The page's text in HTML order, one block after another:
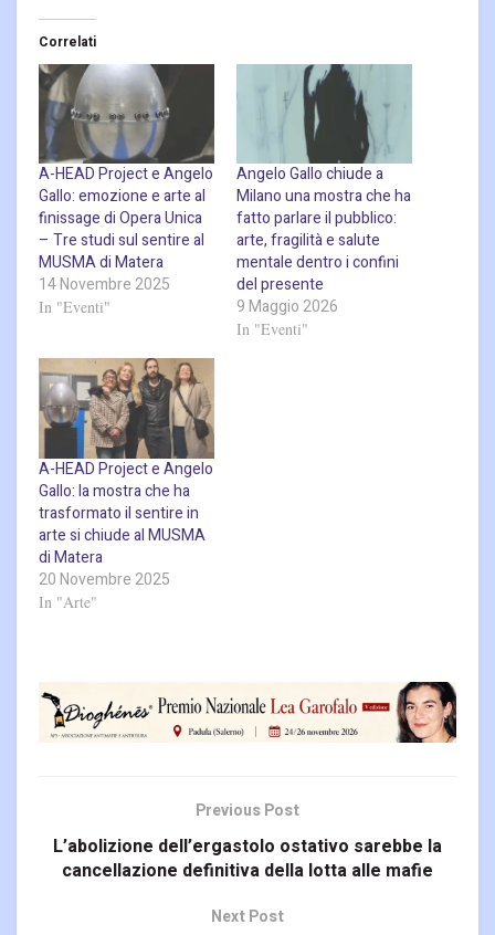
Correlati
A-HEAD Project e Angelo
Gallo: emozione e arte al
finissage di Opera Unica
– Tre studi sul sentire al
MUSMA di Matera
14 Novembre 2025
In "Eventi"
Angelo Gallo chiude a
Milano una mostra che ha
fatto parlare il pubblico:
arte, fragilità e salute
mentale dentro i confini
del presente
9 Maggio 2026
In "Eventi"
A-HEAD Project e Angelo
Gallo: la mostra che ha
trasformato il sentire in
arte si chiude al MUSMA
di Matera
20 Novembre 2025
In "Arte"
Previous Post
L’abolizione dell’ergastolo ostativo sarebbe la
cancellazione definitiva della lotta alle mafie
Next Post